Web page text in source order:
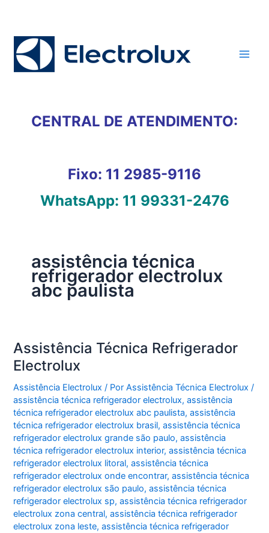
conteúdo
CENTRAL DE ATENDIMENTO:
Fixo: 11 2985-9116
WhatsApp: 11 99331-2476
assistência técnica
refrigerador electrolux
abc paulista
Assistência Técnica Refrigerador
Electrolux
Assistência Electrolux / PorAssistência Técnica Electrolux/
assistência técnica refrigerador electrolux,assistência
técnica refrigerador electrolux abc paulista,assistência
técnica refrigerador electrolux brasil,assistência técnica
refrigerador electrolux grande são paulo,assistência
técnica refrigerador electrolux interior,assistência técnica
refrigerador electrolux litoral,assistência técnica
refrigerador electrolux onde encontrar,assistência técnica
refrigerador electrolux são paulo,assistência técnica
refrigerador electrolux sp,assistência técnica refrigerador
electrolux zona central,assistência técnica refrigerador
electrolux zona leste,assistência técnica refrigerador